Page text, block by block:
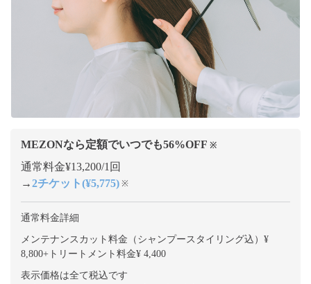
MEZONなら定額でいつでも56%OFF ※
通常料金¥13,200/1回
→2チケット(¥5,775) ※
通常料金詳細
メンテナンスカット料金（シャンプースタイリング込）¥
8,800+ トリートメント料金¥ 4,400
表示価格は全て税込です